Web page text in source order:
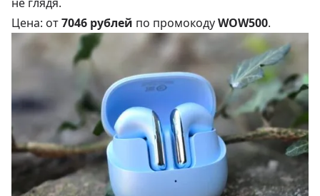
Цена: от7046 рублей по промокодуWOW500.